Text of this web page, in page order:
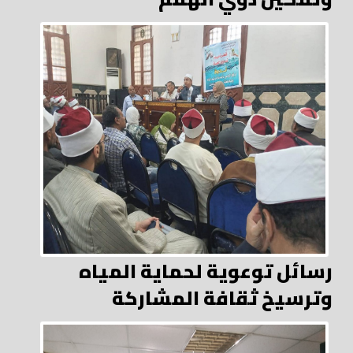
رسائل توعوية لحماية المياه
وترسيخ ثقافة المشاركة